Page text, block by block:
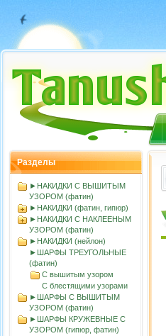
Разделы
►НАКИДКИ С ВЫШИТЫМ
УЗОРОМ (фатин)
►НАКИДКИ (фатин, гипюр)
►НАКИДКИ С НАКЛЕЕНЫМ
УЗОРОМ (фатин)
►НАКИДКИ (нейлон)
►ШАРФЫ ТРЕУГОЛЬНЫЕ
(фатин)
С вышитым узором
С блестящими узорами
►ШАРФЫ С ВЫШИТЫМ
УЗОРОМ (фатин)
►ШАРФЫ КРУЖЕВНЫЕ С
УЗОРОМ (гипюр, фатин)